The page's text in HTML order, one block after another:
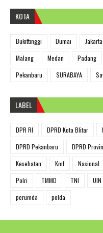
KOTA
Bukittinggi Dumai Jakarta
Malang
Medan Padang
Pekanbaru
SURABAYA
LABEL
DPR RI DPRD Kota Blitar
DPRD Pekanbaru
DPRD
Kesehatan
Kmf Nasional
Polri
TMMD TNI UIN
perumda
polda